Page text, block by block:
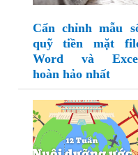
Cẩn chỉnh mẫu
quỹ tiền mặt
Word và
hoàn hảo nhất